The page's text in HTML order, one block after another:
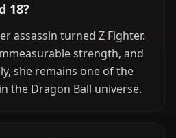
18?
assassin turned Z Fighter.
strength, and
she remains one of the
the Dragon Ball universe.